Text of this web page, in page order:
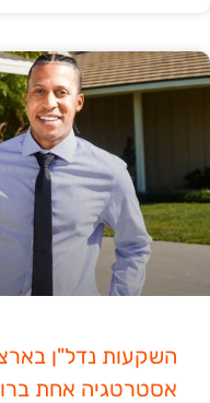
השקעות נדל"ן
אסטרטגיה אחת